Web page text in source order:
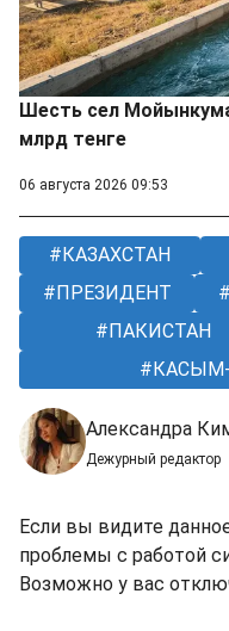
Шесть сел
млрд тенге
06 августа 2026 09:53
КАЗАХСТАН
ПРЕЗИДЕНТ
ПАКИСТАН
Александра
Дежурный редактор
Если вы видите
проблемы с работой
Возможно у вас